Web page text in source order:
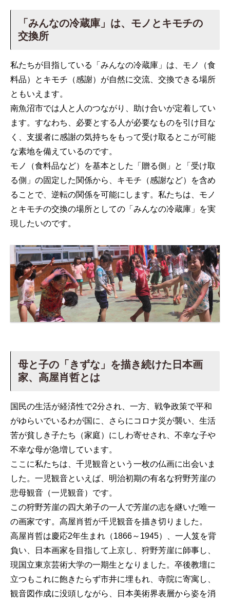
「みんなの冷蔵庫」は、モノとキモチの
交換所
私たちが目指している「みんなの冷蔵庫」は、モノ（食
料品）とキモチ（感謝）が自然に交流、交換できる場所
ともいえます。
南魚沼市では人と人のつながり、助け合いが定着してい
ます。すなわち、必要とする人が必要なものを引け目な
く、支援者に感謝の気持ちをもって受け取るとこが可能
な素地を備えているのです。
モノ（食料品など）を基本とした「贈る側」と「受け取
る側」の固定した関係から、キモチ（感謝など）を含め
ることで、逆転の関係を可能にします。私たちは、モノ
とキモチの交換の場所としての「みんなの冷蔵庫」を実
現したいのです。
母と子の「きずな」を描き続けた日本画
家、高屋肖哲とは
国民の生活が経済性で2分され、一方、戦争政策で平和
がゆらいでいるわが国に、さらにコロナ災が襲い、生活
苦が貧しき子たち（家庭）にしわ寄せされ、不幸な子や
不幸な母が急増しています。
ここに私たちは、千児観音という一枚の仏画に出会いま
した。一児観音といえば、明治初期の有名な狩野芳崖の
悲母観音（一児観音）です。
この狩野芳崖の四大弟子の一人で芳崖の志を継いだ唯一
の画家です。高屋肖哲が千児観音を描き切りました。
高屋肖哲は慶応2年生まれ（1866～1945）、一人笈を背
負い、日本画家を目指して上京し、狩野芳崖に師事し、
現国立東京芸術大学の一期生となりました。卒後教壇に
立つもこれに飽きたらず市井に埋もれ、寺院に寄寓し、
観音図作成に没頭しながら、日本美術界表層から姿を消